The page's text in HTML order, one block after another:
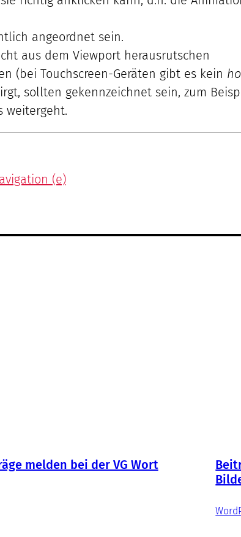
angeordnet sein.
aus dem Viewport herausrutschen
(bei Touchscreen-Geräten gibt es kein
sollten gekennzeichnet sein, zum
weitergeht.
(e)
melden bei der VG Wort